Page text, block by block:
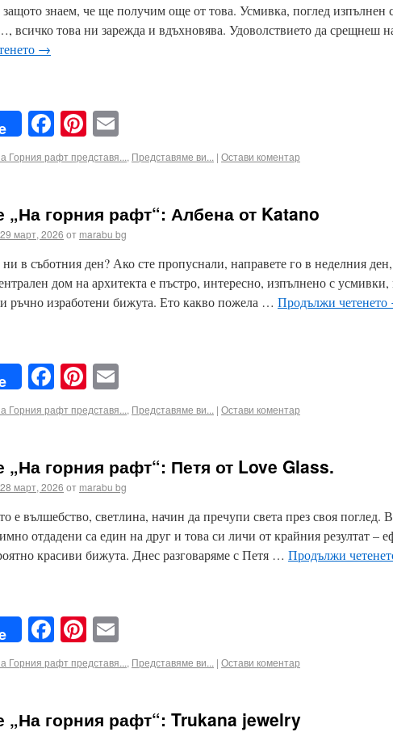
знаем, че ще получим още от това. Усмивка, поглед изпълнен
всичко това ни зарежда и вдъхновява. Удоволствието да срещнеш
→
Facebook
Pinterest
Горния рафт представя..., Представяме ви... | Остави коментар
„На горния рафт“: Албена от Katano
29 март, 2026 от marabu bg
в съботния ден? Ако сте пропуснали, направете го в неделния
дом на архитекта е пъстро, интересно, изпълнено с усмивки,
ръчно изработени бижута. Ето какво пожела … Продължи четенето
Facebook
Pinterest
Горния рафт представя..., Представяме ви... | Остави коментар
„На горния рафт“: Петя от Love Glass.
28 март, 2026 от marabu bg
е вълшебство, светлина, начин да пречупи света през своя поглед.
отдадени са един на друг и това си личи от крайния резултат –
красиви бижута. Днес разговаряме с Петя … Продължи
Facebook
Pinterest
Горния рафт представя..., Представяме ви... | Остави коментар
„На горния рафт“: Trukana jewelry